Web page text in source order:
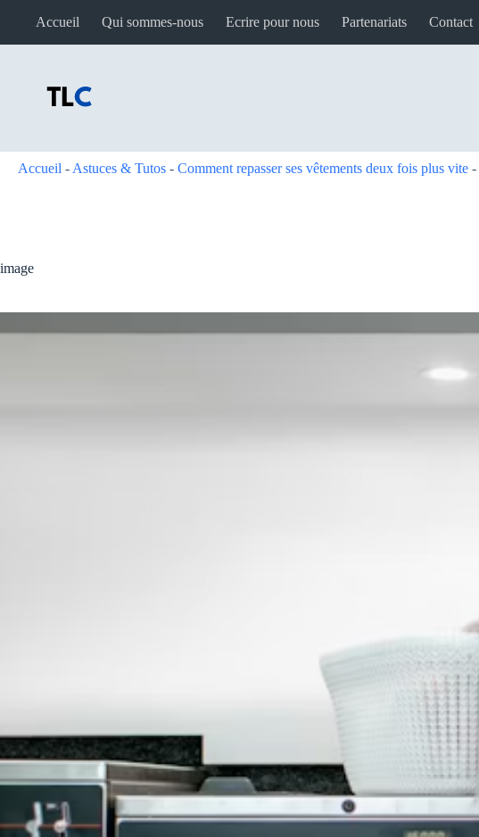
Accueil Qui sommes-nous Ecrire pour nous Partenariats Contact
Accueil - Astuces & Tutos - Comment repasser ses vêtements deux fois plus vite -
image